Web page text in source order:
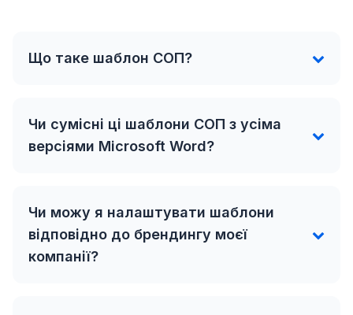
Що таке шаблон СОП?
Чи сумісні ці шаблони СОП з усіма
версіями Microsoft Word?
Чи можу я налаштувати шаблони
відповідно до брендингу моєї
компанії?